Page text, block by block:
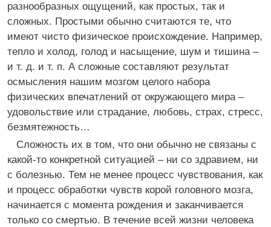
разнообразных ощущений, как простых, так и
сложных. Простыми обычно считаются те, что
имеют чисто физическое происхождение. Например,
тепло и холод, голод и насыщение, шум и тишина –
и т. д. и т. п. А сложные составляют результат
осмысления нашим мозгом целого набора
физических впечатлений от окружающего мира –
удовольствие или страдание, любовь, страх, стресс,
безмятежность…
Сложность их в том, что они обычно не связаны с
какой-то конкретной ситуацией – ни со здравием, ни
с болезнью. Тем не менее процесс чувствования, как
и процесс обработки чувств корой головного мозга,
начинается с момента рождения и заканчивается
только со смертью. В течение всей жизни человека